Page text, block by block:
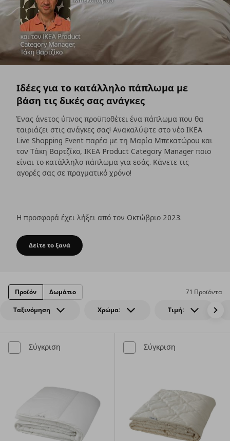
Ιδέες για το κατάλληλο πάπλωμα με
βάση τις δικές σας ανάγκες
Ένας άνετος ύπνος προϋποθέτει ένα πάπλωμα που θα
ταιριάζει στις ανάγκες σας! Ανακαλύψτε στο νέο ΙΚΕΑ
Live Shopping Event παρέα με τη Μαρία Μπεκατώρου και
τον Τάκη Βαρτζίκο, ΙΚΕΑ Product Category Manager ποιο
είναι το κατάλληλο πάπλωμα για εσάς. Κάνετε τις
αγορές σας σε πραγματικό χρόνο!
Η προσφορά έχει λήξει από τον Οκτώβριο 2023.
Ιδέες για το κατάλληλο πάπλωμα με βάση τις δικές σας
Δείτε το ξανά
Ταξινόμηση Χρώμα: Τιμή:
71 Προϊόντα
Προϊόν Δωμάτιο
Σύγκριση Σύγκριση